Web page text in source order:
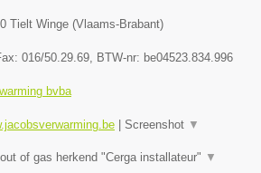
Tielt Winge (Vlaams-Brabant)
016/50.29.69 , BTW-nr: be04523.834.996
bvba
Screenshot ▼
of gas herkend "Cerga installateur" ▼